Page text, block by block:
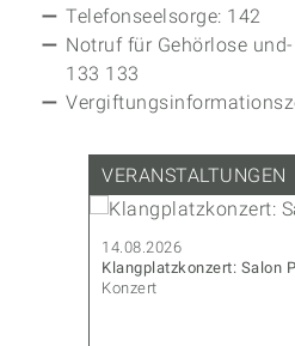
Telefonseelsorge: 142
Notruf für Gehörlose
133 133
VERANSTALTUNGEN
14.08.2026
Klangplatzkonzert: Salon
Konzert